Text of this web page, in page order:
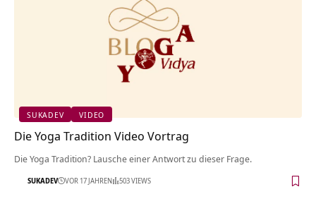
SUKADEV VIDEO
Die Yoga Tradition Video Vortrag
Die Yoga Tradition? Lausche einer Antwort zu dieser Frage.
SUKADEV VOR 17 JAHREN 503 VIEWS